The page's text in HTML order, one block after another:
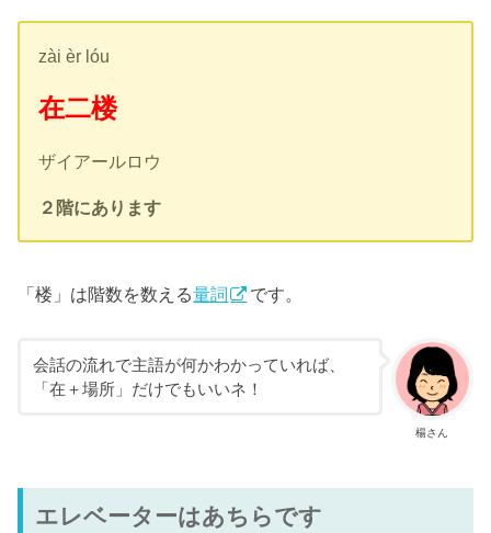
zài èr lóu
在二楼
ザイアールロウ
２階にあります
「楼」は階数を数える量詞 です。
楊さん
会話の流れで主語が何かわかっていれば、
「在＋場所」だけでもいいネ！
エレベーターはあちらです